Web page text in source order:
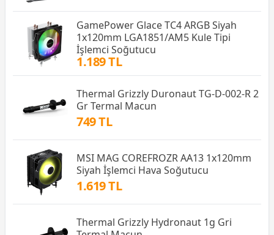
GamePower Glace TC4 ARGB Siyah
1x120mm LGA1851/AM5 Kule Tipi
İşlemci Soğutucu
1.189 TL
Thermal Grizzly Duronaut TG-D-002-R 2
Gr Termal Macun
749 TL
MSI MAG COREFROZR AA13 1x120mm
Siyah İşlemci Hava Soğutucu
1.619 TL
Thermal Grizzly Hydronaut 1g Gri